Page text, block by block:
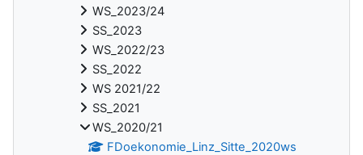
WS_2023/24
SS_2023
WS_2022/23
SS_2022
WS 2021/22
SS_2021
WS_2020/21
FDoekonomie_Linz_Sitte_2020ws